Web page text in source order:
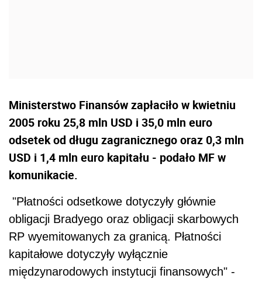
Ministerstwo Finansów zapłaciło w kwietniu
2005 roku 25,8 mln USD i 35,0 mln euro
odsetek od długu zagranicznego oraz 0,3 mln
USD i 1,4 mln euro kapitału - podało MF w
komunikacie.
"Płatności odsetkowe dotyczyły głównie
obligacji Bradyego oraz obligacji skarbowych
RP wyemitowanych za granicą. Płatności
kapitałowe dotyczyły wyłącznie
międzynarodowych instytucji finansowych" -